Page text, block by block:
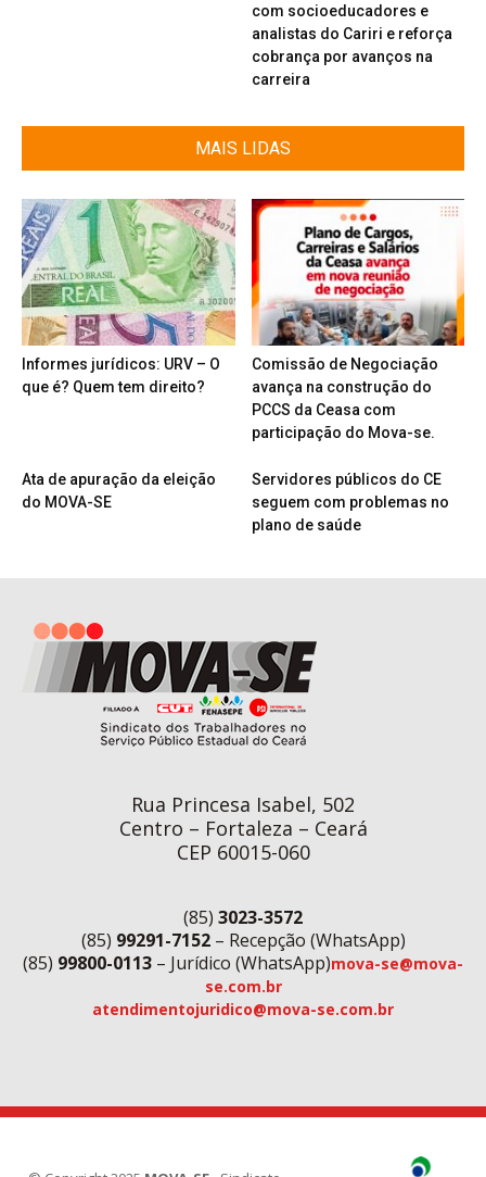
com socioeducadores e
analistas do Cariri e reforça
cobrança por avanços na
carreira
MAIS LIDAS
Informes jurídicos: URV – O
que é? Quem tem direito?
Comissão de Negociação
avança na construção do
PCCS da Ceasa com
participação do Mova-se.
Ata de apuração da eleição
do MOVA-SE
Servidores públicos do CE
seguem com problemas no
plano de saúde
Rua Princesa Isabel, 502
Centro – Fortaleza – Ceará
CEP 60015-060
(85) 3023-3572
(85) 99291-7152– Recepção (WhatsApp)
(85) 99800-0113 – Jurídico (WhatsApp)mova-se@mova-
se.com.br
atendimentojuridico@mova-se.com.br